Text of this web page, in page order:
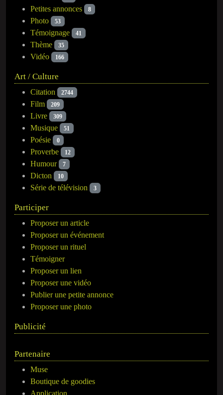
Petites annonces 8
Photo 53
Témoignage 41
Thème 35
Vidéo 166
Art / Culture
Citation 2744
Film 209
Livre 309
Musique 51
Poésie 0
Proverbe 12
Humour 7
Dicton 10
Série de télévision 3
Participer
Proposer un article
Proposer un événement
Proposer un rituel
Témoigner
Proposer un lien
Proposer une vidéo
Publier une petite annonce
Proposer une photo
Publicité
Partenaire
Muse
Boutique de goodies
Application